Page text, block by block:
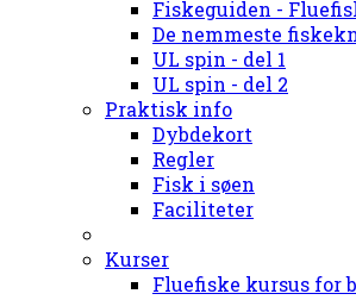
Fiskeguiden -
De nemmeste
UL spin - del 1
UL spin - del 2
Praktisk info
Dybdekort
Regler
Fisk i søen
Faciliteter
Kurser
Fluefiske kursus for